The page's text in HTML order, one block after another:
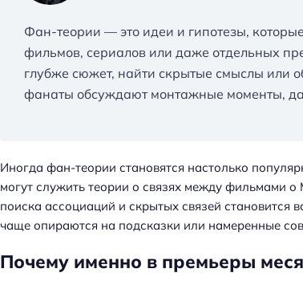
Фан-теории — это идеи и гипотезы,
фильмов, сериалов или даже отдельных
глубже сюжет, найти скрытые смыслы или
фанаты обсуждают монтажные моменты,
Иногда фан-теории становятся настолько
могут служить теории о связях между фильмами
поиска ассоциаций и скрытых связей становится
чаще опираются на подсказки или намеренные
Почему именно в премьеры